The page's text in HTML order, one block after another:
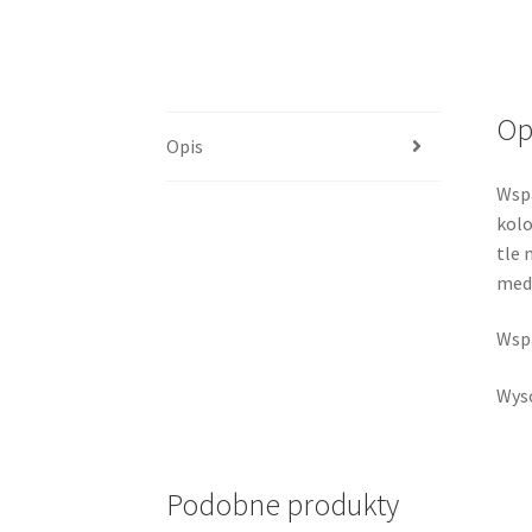
Opis
tle
Podobne produkty